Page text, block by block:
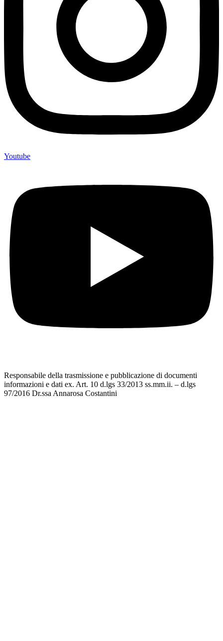
Youtube
Responsabile della trasmissione e pubblicazione di documenti
informazioni e dati ex. Art. 10 d.lgs 33/2013 ss.mm.ii. – d.lgs
97/2016 Dr.ssa Annarosa Costantini